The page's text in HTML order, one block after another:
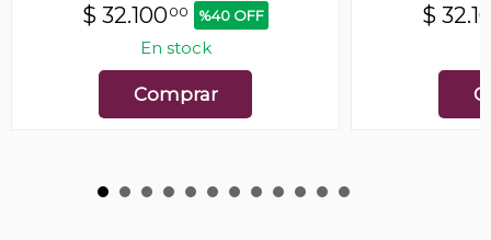
$ 32.10000 %40 OFF
En stock
Comprar
$